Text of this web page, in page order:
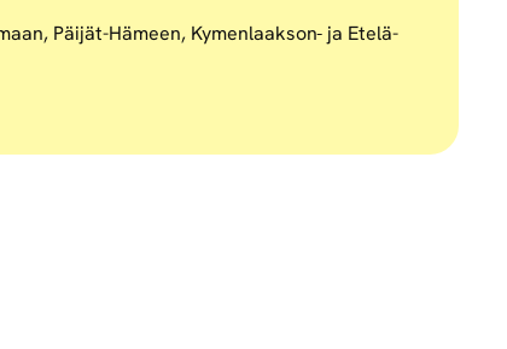
Päijät-Hämeen, Kymenlaaksonja Etelä-